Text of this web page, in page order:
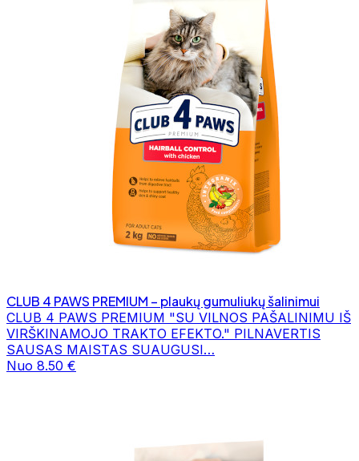
CLUB 4 PAWS PREMIUM – plaukų gumuliukų šalinimui
CLUB 4 PAWS PREMIUM "SU VILNOS PAŠALINIMU IŠ
VIRŠKINAMOJO TRAKTO EFEKTO." PILNAVERTIS
SAUSAS MAISTAS SUAUGUSI…
Nuo 8.50 €